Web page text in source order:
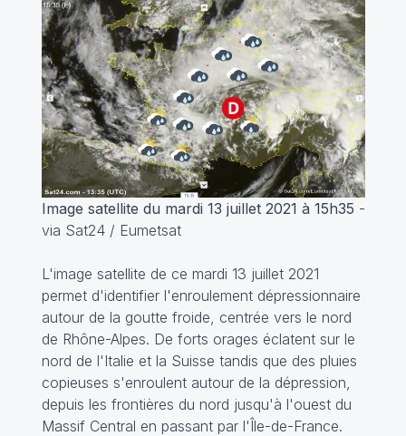
Image satellite du mardi 13 juillet 2021 à 15h35 -
via Sat24 / Eumetsat
L'image satellite de ce mardi 13 juillet 2021
permet d'identifier l'enroulement dépressionnaire
autour de la goutte froide, centrée vers le nord
de Rhône-Alpes. De forts orages éclatent sur le
nord de l'Italie et la Suisse tandis que des pluies
copieuses s'enroulent autour de la dépression,
depuis les frontières du nord jusqu'à l'ouest du
Massif Central en passant par l'Île-de-France.